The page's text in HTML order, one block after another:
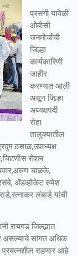
प्रसंगी यावेळी
ओबीसी
जनमोर्चाची
जिल्हा
कार्यकारिणी
जाहीर
करण्यात आली
असून जिल्हा
अध्यक्षपदी
रोहा
तालुक्यातील
ठसाळ,उपाध्यक्ष
रोशन
चाळके,
ॲडव्होकेट रुपेश
लंबाडे यांची
रायगड जिल्ह्यात
असल्याचे सांगत अधिक
प्रयत्नशील राहणार आहे